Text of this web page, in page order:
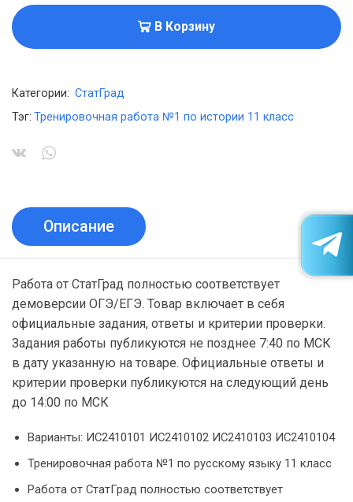
В Корзину
Категории: СтатГрад
Тэг: Тренировочная работа №1 по истории 11 класс
Описание
Работа от СтатГрад полностью соответствует
демоверсии ОГЭ/ЕГЭ. Товар включает в себя
официальные задания, ответы и критерии проверки.
Задания работы публикуются не позднее 7:40 по МСК
в дату указанную на товаре. Официальные ответы и
критерии проверки публикуются на следующий день
до 14:00 по МСК
Варианты: ИС2410101 ИС2410102 ИС2410103 ИС2410104
Тренировочная работа №1 по русскому языку 11 класс
Работа от СтатГрад полностью соответствует